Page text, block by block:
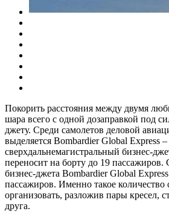
Покорить расстояния между двумя
шара всего с одной дозаправкой под
джету. Среди самолетов деловой
выделяется Bombardier Global Express
сверхдальнемагистральный бизнес-
переносит на борту до 19 пассажиров.
бизнес-джета Bombardier Global
пассажиров. Именно такое
организовать, разложив пары кресел,
друга.